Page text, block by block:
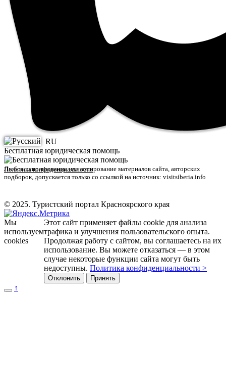
RU
Бесплатная юридическая помощь
Политика конфиденциальности
Любое использование или копирование материалов сайта, авторских
подборок, допускается только со ссылкой на источник: visitsiberia.info
© 2025. Туристский портал Красноярского края
Мы
используем
cookies
Этот сайт применяет файлы cookie для анализа
трафика и улучшения пользовательского опыта.
Продолжая работу с сайтом, вы соглашаетесь на их
использование. Вы можете отказаться — в этом
случае некоторые функции сайта могут быть
недоступны. Политика конфиденциальности >
Отклонить Принять
↑